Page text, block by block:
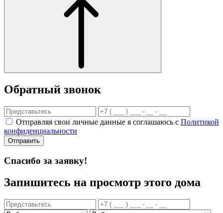
Обратный звонок
Отправляя свои личные данные я соглашаюсь с Политикой
конфиденциальности
Отправить
Спасибо за заявку!
Запишитесь на просмотр этого дома